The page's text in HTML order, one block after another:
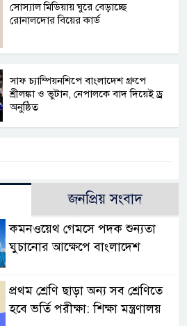
সোস্যাল মিডিয়ায় ঘুরে বেড়াচ্ছে
রোনালদোর বিয়ের কার্ড
সাফ চ্যাম্পিয়নশিপে বাংলাদেশ গ্রুপে
শ্রীলঙ্কা ও ভুটান, নেপালকে বাদ দিয়েই ড্র
অনুষ্ঠিত
জনপ্রিয় সংবাদ
কমনওয়েথ গেমসে পদক শুন্যতা
ঘুচানোর আক্ষেপে বাংলাদেশ
প্রথম শ্রেণি ছাড়া অন্য সব শ্রেণিতে
হবে ভর্তি পরীক্ষা: শিক্ষা মন্ত্রণালয়